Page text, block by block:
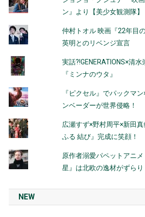
ン』より【美少女観測隊】
仲村トオル 映画『22年目
英明とのリベンジ宣言
実話?!GENERATIONS×清
『ミンナのウタ』
『ピクセル』でパックマ
ンベーダーが世界侵略！
広瀬すず×野村周平×新田
ふる 結び』完成に笑顔！
原作者溺愛パペットアニ
星』は北欧の逸材がずらり
NEW